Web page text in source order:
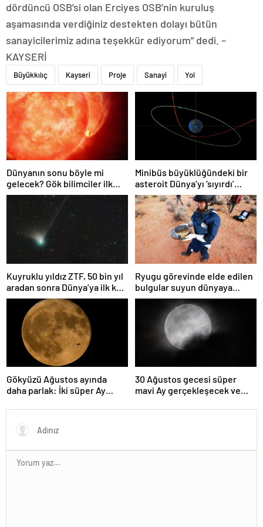
dördüncü OSB’si olan Erciyes OSB’nin kuruluş
aşamasında verdiğiniz destekten dolayı bütün
sanayicilerimiz adına teşekkür ediyorum” dedi. –
KAYSERİ
Büyükkılıç Kayseri Proje Sanayi Yol
Dünyanın sonu böyle mi
gelecek? Gök bilimciler ilk
kez sönen yıldızın gezegeni
yutmasına tanık oldu
Minibüs büyüklüğündeki bir
asteroit Dünya’yı ‘sıyırdı’
geçti
Kuyruklu yıldız ZTF, 50 bin yıl
aradan sonra Dünya’ya ilk kez
çok yaklaşacak
Ryugu görevinde elde edilen
bulgular suyun dünyaya
asteroitlerce getirilmiş
olabileceğini gösteriyor
Gökyüzü Ağustos ayında
daha parlak: İki süper Ay
30 Ağustos gecesi süper
mavi Ay gerçekleşecek ve
olacak